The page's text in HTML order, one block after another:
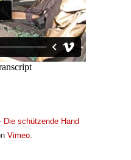
schützende Hand
Vimeo